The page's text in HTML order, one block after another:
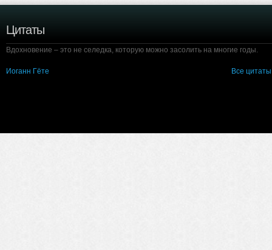
Цитаты
Вдохновение – это не селедка, которую можно засолить на многие годы.
Иоганн Гёте Все